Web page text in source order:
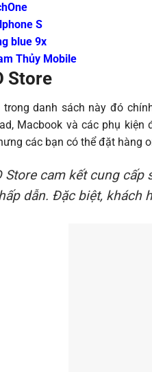
S
blue 9x
Thủy Mobile
Store
danh sách này đó
Macbook và các phụ
các bạn có thể đặt hàng
Store cam kết cung
dẫn. Đặc biệt, khách